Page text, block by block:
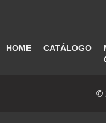
HOME CATÁLOGO
©